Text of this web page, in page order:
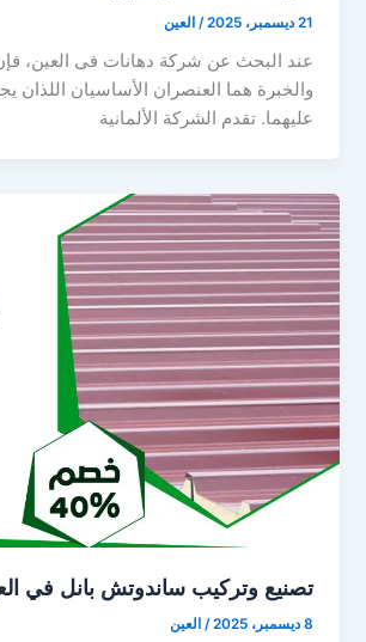
21 ديسمبر، 2025 /العين
عند البحث عن شركة دهانات فى العين،
والخبرة هما العنصران الأساسيان اللذان
عليهما. تقدم الشركة الألمانية
تصنيع وتركيب ساندوتش بانل في
8 ديسمبر، 2025 /العين